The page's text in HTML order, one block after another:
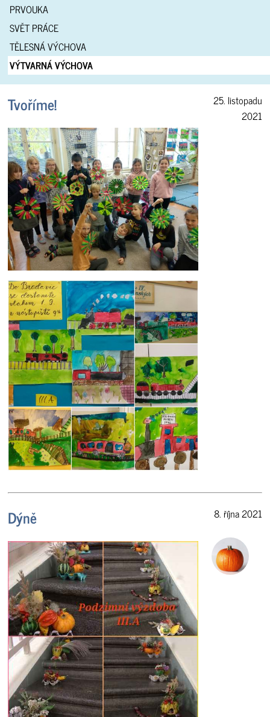
PRVOUKA
SVĚT PRÁCE
TĚLESNÁ VÝCHOVA
VÝTVARNÁ VÝCHOVA
Tvoříme!
25. listopadu
2021
Dýně 8. října 2021